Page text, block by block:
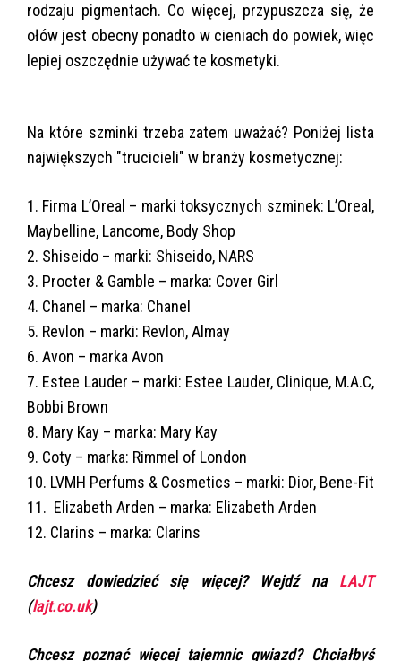
rodzaju pigmentach. Co więcej, przypuszcza się, że
ołów jest obecny ponadto w cieniach do powiek, więc
lepiej oszczędnie używać te kosmetyki.
Na które szminki trzeba zatem uważać? Poniżej lista
największych "trucicieli" w branży kosmetycznej:
1. Firma L’Oreal – marki toksycznych szminek: L’Oreal,
Maybelline, Lancome, Body Shop
2. Shiseido – marki: Shiseido, NARS
3. Procter & Gamble – marka: Cover Girl
4. Chanel – marka: Chanel
5. Revlon – marki: Revlon, Almay
6. Avon – marka Avon
7. Estee Lauder – marki: Estee Lauder, Clinique, M.A.C,
Bobbi Brown
8. Mary Kay – marka: Mary Kay
9. Coty – marka: Rimmel of London
10. LVMH Perfums & Cosmetics – marki: Dior, Bene-Fit
11. Elizabeth Arden – marka: Elizabeth Arden
12. Clarins – marka: Clarins
Chcesz dowiedzieć się więcej? Wejdź na LAJT
(lajt.co.uk)
Chcesz poznać więcej tajemnic gwiazd? Chciałbyś